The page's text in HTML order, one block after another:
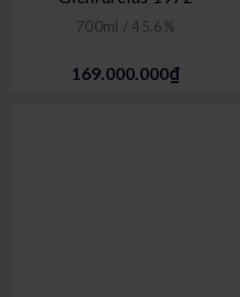
700ml / 45,6%
169.000.000₫